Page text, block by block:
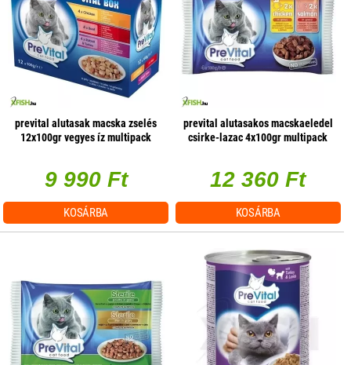
prevital alutasak macska zselés
12x100gr vegyes íz multipack
9 990 Ft
KOSÁRBA
prevital alutasakos macskaeledel
csirke-lazac 4x100gr multipack
12 360 Ft
KOSÁRBA